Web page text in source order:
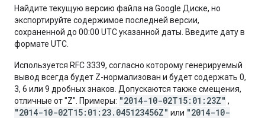
Найдите текущую версию файла на Google Диске, но
экспортируйте содержимое последней версии,
сохраненной до 00:00 UTC указанной даты. Введите дату в
формате UTC.
Используется RFC 3339, согласно которому генерируемый
вывод всегда будет Z-нормализован и будет содержать 0,
3, 6 или 9 дробных знаков. Допускаются также смещения,
отличные от "Z". Примеры: "2014-10-02T15:01:23Z" ,
"2014-10-02T15:01:23.045123456Z" или "2014-10-